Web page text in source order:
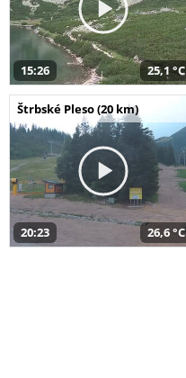
15:26 25,1 °C
Štrbské Pleso (20 km)
20:23 26,6 °C